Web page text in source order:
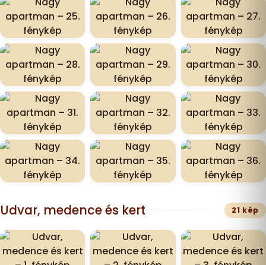
Udvar, medence és kert 21 kép